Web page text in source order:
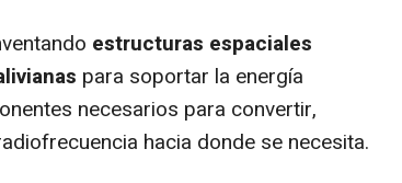
estructuras espaciales
para soportar la energía
necesarios para convertir,
hacia donde se necesita.